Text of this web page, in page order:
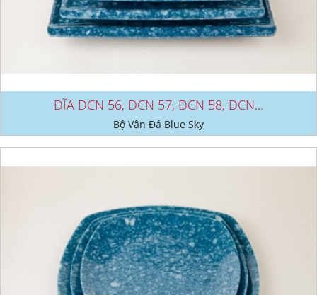
DĨA DCN 56, DCN 57, DCN 58, DCN...
Bộ Vân Đá Blue Sky